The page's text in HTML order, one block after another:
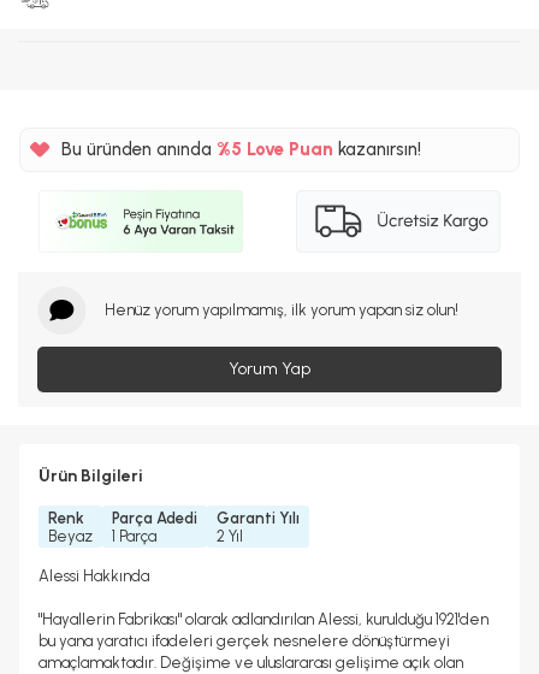
Bu üründen anında %5
%5
Love Puan kazanırsın!
Henüz yorum yapılmamış, ilk yorum yapan siz olun!
Yorum Yap
Ürün Bilgileri
Renk
Beyaz
Parça Adedi
1 Parça
Garanti Yılı
2 Yıl
Alessi Hakkında
"Hayallerin Fabrikası" olarak adlandırılan Alessi, kurulduğu 1921'den
bu yana yaratıcı ifadeleri gerçek nesnelere dönüştürmeyi
amaçlamaktadır. Değişime ve uluslararası gelişime açık olan